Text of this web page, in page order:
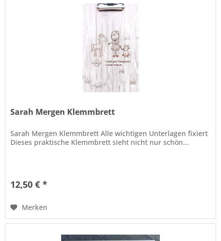
Sarah Mergen Klemmbrett
Sarah Mergen Klemmbrett Alle wichtigen Unterlagen fixiert
Dieses praktische Klemmbrett sieht nicht nur schön...
12,50 € *
Merken